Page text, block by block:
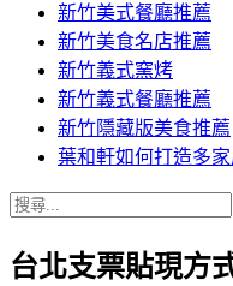
新竹美式餐廳推薦
新竹美食名店推薦
新竹義式窯烤
新竹義式餐廳推薦
新竹隱藏版美食推薦
葉和軒如何打造多
搜
關
台北支票貼現方